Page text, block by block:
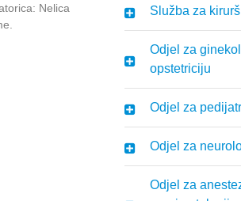
Služba za
Odjel za
opstetriciju
Odjel za
Odjel za
Odjel za
Nelica